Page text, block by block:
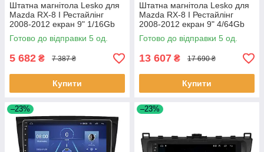
Штатна магнітола Lesko для
Mazda RX-8 I Рестайлінг
2008-2012 екран 9" 1/16Gb
Wi-Fi GPS Base 5 шт.
Готово до відправки 5 од.
5 682 ₴ 7 387 ₴
Купити
Штатна магнітола Lesko для
Mazda RX-8 I Рестайлінг
2008-2012 екран 9" 4/64Gb
4G Wi-Fi GPS Top 5 шт.
Готово до відправки 5 од.
13 607 ₴ 17 690 ₴
Купити
–23% –23%